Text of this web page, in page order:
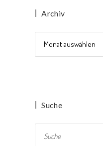
Archiv
Suche